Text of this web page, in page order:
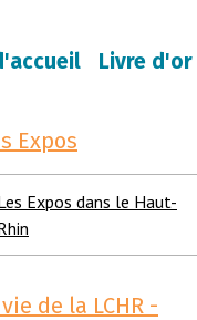
Livre d'or
Expos
Expos dans le Haut-
de la LCHR -